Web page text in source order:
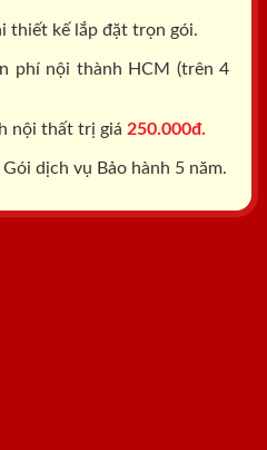
thiết kế lắp đặt trọn gói.
phí nội thành HCM (trên 4
nội thất trị giá 250.000đ.
dịch vụ Bảo hành 5 năm.